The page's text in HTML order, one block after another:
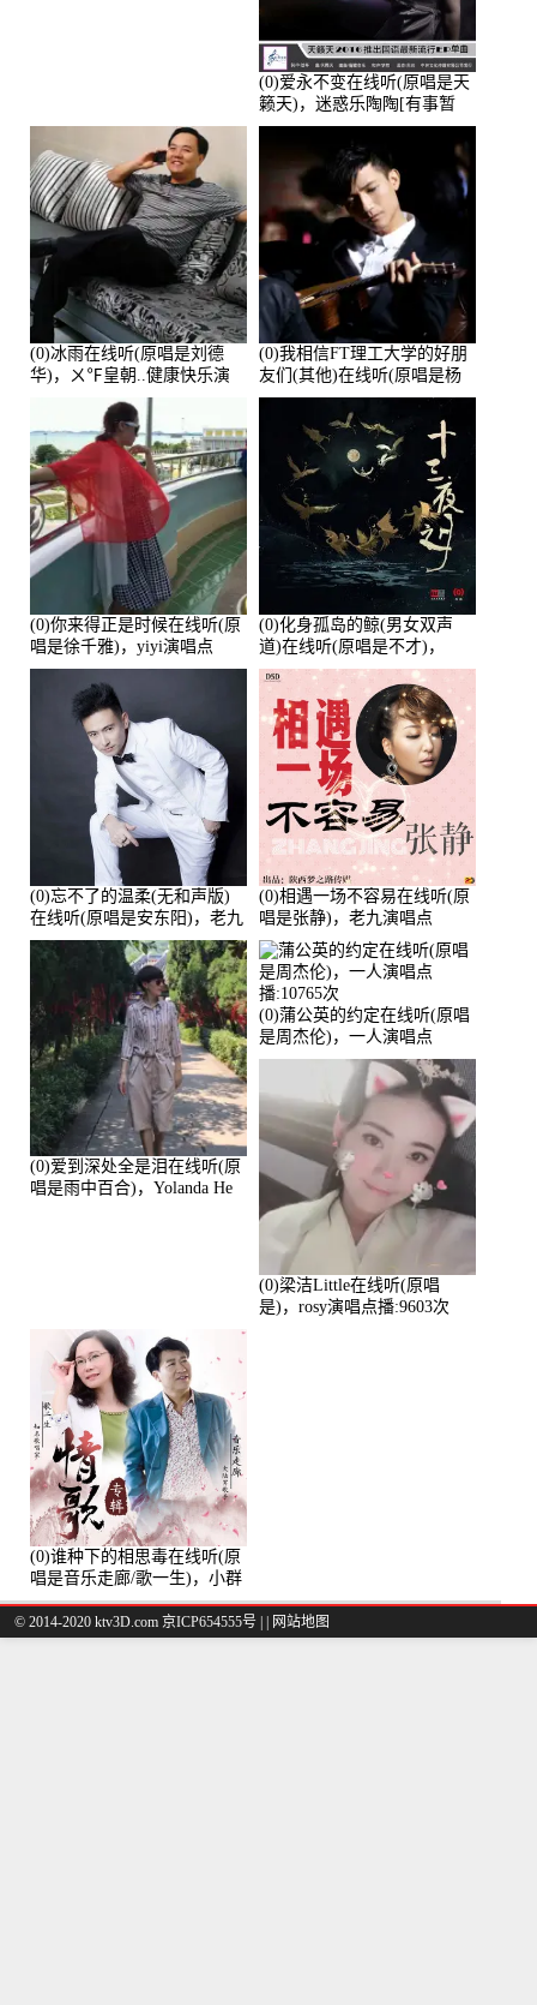
(0)爱永不变在线听(原唱是天
籁天)，迷惑乐陶陶[有事暂
离]演唱点播:27678次
(0)冰雨在线听(原唱是刘德
华)，ㄨ℉皇朝..健康快乐演
(0)我相信FT理工大学的好朋
友们(其他)在线听(原唱是杨
培安)，老乔演唱点播:23714
(0)你来得正是时候在线听(原
唱是徐千雅)，yiyi演唱点
播:21991次
(0)化身孤岛的鲸(男女双声
道)在线听(原唱是不才)，
HGBai演唱点播:19428次
(0)忘不了的温柔(无和声版)
在线听(原唱是安东阳)，老九
演唱点播:17392次
(0)相遇一场不容易在线听(原
唱是张静)，老九演唱点
播:11453次
(0)爱到深处全是泪在线听(原
唱是雨中百合)，Yolanda He
(0)蒲公英的约定在线听(原唱
是周杰伦)，一人演唱点
播:10765次
(0)梁洁Little在线听(原唱
是)，rosy演唱点播:9603次
(0)谁种下的相思毒在线听(原
唱是音乐走廊/歌一生)，小群
演唱点播:8975次
© 2014-2020 ktv3D.com 京ICP654555号 | 网站地图